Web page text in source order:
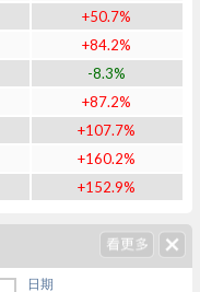
+50.7%
+84.2%
-8.3%
+87.2%
+107.7%
+160.2%
+152.9%
日期